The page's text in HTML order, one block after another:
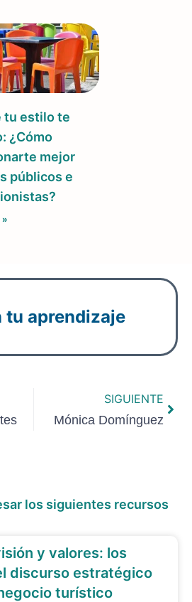
tu estilo te
¿Cómo
mejor
públicos e
»
tu aprendizaje
SIGUIENTE
Mónica Domínguez
los siguientes recursos
y valores: los
discurso estratégico
turístico